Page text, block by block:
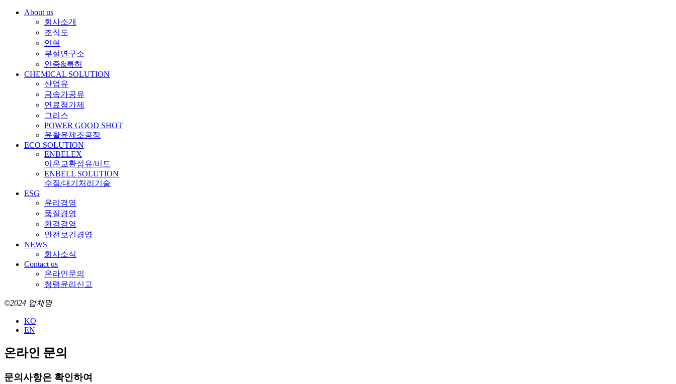
About us
회사소개
조직도
연혁
부설연구소
인증&특허
CHEMICAL SOLUTION
산업유
금속가공유
연료첨가제
그리스
POWER GOOD SHOT
윤활유제조공정
ECO SOLUTION
ENBELEX
이온교환섬유/비드
ENBELL SOLUTION
수질/대기처리기술
ESG
윤리경영
품질경영
환경경영
안전보건경영
NEWS
회사소식
Contact us
온라인문의
청렴윤리신고
©2024 업체명
KO
EN
온라인 문의
문의사항은 확인하여